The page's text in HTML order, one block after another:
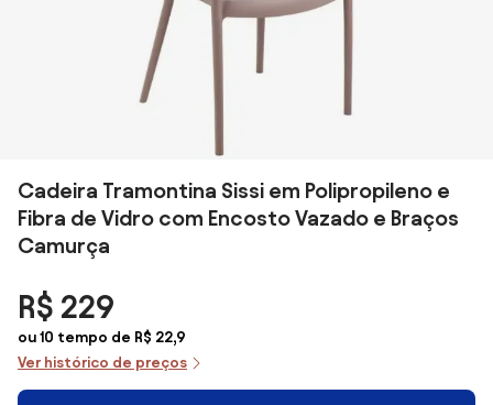
Cadeira Tramontina Sissi em Polipropileno e
Fibra de Vidro com Encosto Vazado e Braços
Camurça
R$ 229
ou 10 tempo de R$ 22,9
Ver histórico de preços